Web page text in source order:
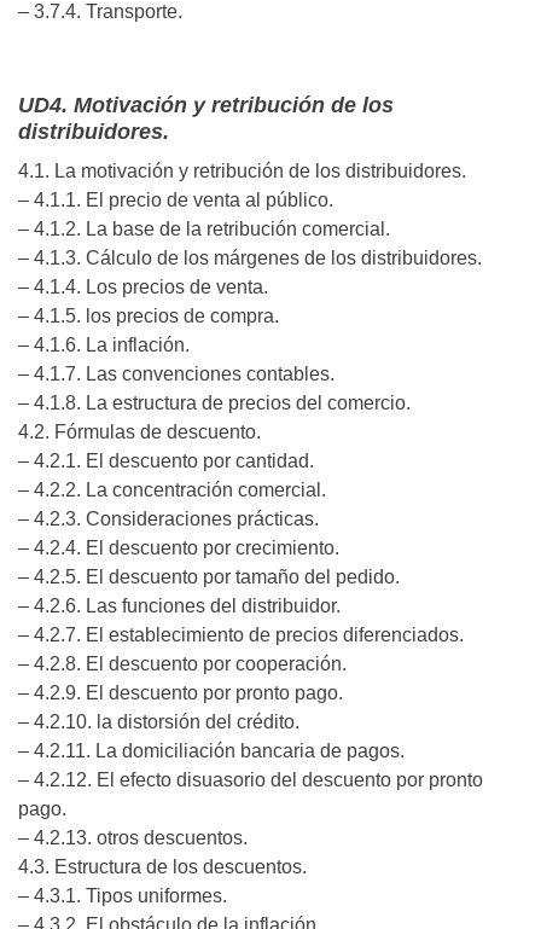
– 3.7.4. Transporte.
UD4. Motivación y retribución de los
distribuidores.
4.1. La motivación y retribución de los distribuidores.
– 4.1.1. El precio de venta al público.
– 4.1.2. La base de la retribución comercial.
– 4.1.3. Cálculo de los márgenes de los distribuidores.
– 4.1.4. Los precios de venta.
– 4.1.5. los precios de compra.
– 4.1.6. La inflación.
– 4.1.7. Las convenciones contables.
– 4.1.8. La estructura de precios del comercio.
4.2. Fórmulas de descuento.
– 4.2.1. El descuento por cantidad.
– 4.2.2. La concentración comercial.
– 4.2.3. Consideraciones prácticas.
– 4.2.4. El descuento por crecimiento.
– 4.2.5. El descuento por tamaño del pedido.
– 4.2.6. Las funciones del distribuidor.
– 4.2.7. El establecimiento de precios diferenciados.
– 4.2.8. El descuento por cooperación.
– 4.2.9. El descuento por pronto pago.
– 4.2.10. la distorsión del crédito.
– 4.2.11. La domiciliación bancaria de pagos.
– 4.2.12. El efecto disuasorio del descuento por pronto
pago.
– 4.2.13. otros descuentos.
4.3. Estructura de los descuentos.
– 4.3.1. Tipos uniformes.